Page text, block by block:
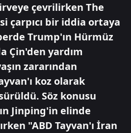
çevrilirken The
çarpıcı bir iddia ortaya
Trump'ın Hürmüz
Çin'den yardım
zararından
koz olarak
Söz konusu
Jinping'in elinde
"ABD Tayvan'ı İran